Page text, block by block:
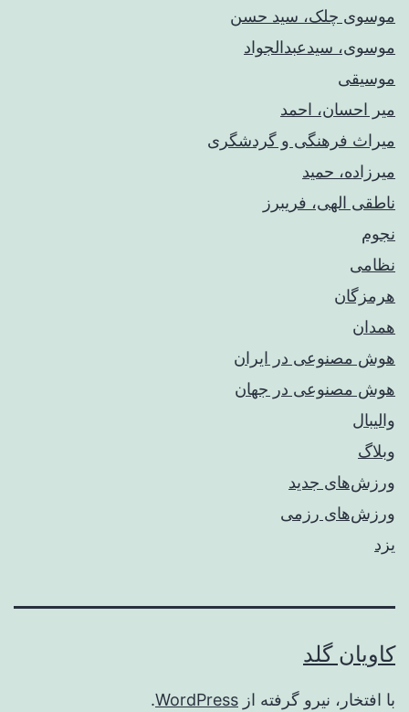
موسوی چلک، سید حسن
موسوی، سیدعبدالجواد
موسیقی
میر احسان، احمد
میراث فرهنگی و گردشگری
میرزاده، حمید
ناطقی الهی، فریبرز
نجوم
نظامی
هرمزگان
همدان
هوش مصنوعی در ایران
هوش مصنوعی در جهان
والیبال
وبلاگ
ورزش‌های جدید
ورزش‌های رزمی
یزد
کاویان گلد
با افتخار، نیرو گرفته از WordPress
.